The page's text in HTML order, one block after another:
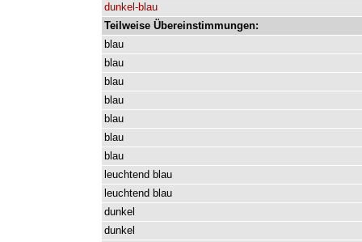
dunkel-blau
Teilweise Übereinstimmungen:
blau
blau
blau
blau
blau
blau
blau
leuchtend blau
leuchtend blau
dunkel
dunkel